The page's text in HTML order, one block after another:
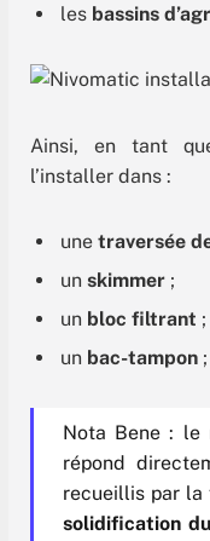
les bassins
Ainsi, en tant
l’installer dans :
une traversée
un skimmer ;
un bloc filtrant ;
un bac-tampon ;
Nota Bene : le
répond
recueillis par la
solidification